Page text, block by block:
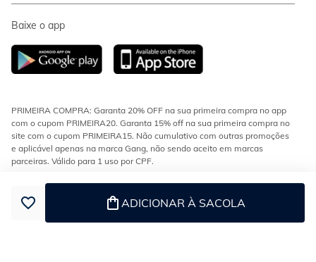
ADICIONAR À SACOLA
Baixe o app
PRIMEIRA COMPRA: Garanta 20% OFF na sua primeira compra no app
com o cupom PRIMEIRA20. Garanta 15% off na sua primeira compra no
site com o cupom PRIMEIRA15. Não cumulativo com outras promoções
e aplicável apenas na marca Gang, não sendo aceito em marcas
parceiras. Válido para 1 uso por CPF.
CONDIÇÕES DE FRETE: Frete fixo de R$9,90 em compras acima de
R$199 para as regiões Sul e Sudeste. Demais regiões do Brasil, frete
grátis em compras acima de R$299. Válidos para modalidades
transportadora e econômica.